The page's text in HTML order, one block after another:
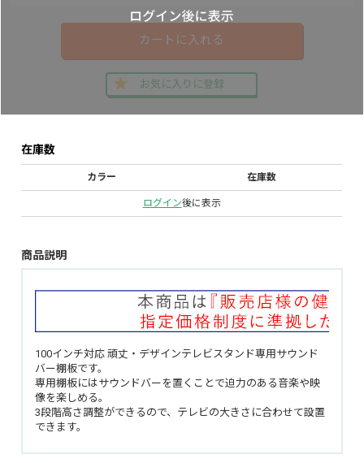
カートに入れる
お気に入りに登録
在庫数
カラー 在庫数
ログイン後に表示
商品説明
100インチ対応 頑丈・デザインテレビスタンド専用サウンド
バー棚板です。
専用棚板にはサウンドバーを置くことで迫力のある音楽や映
像を楽しめる。
3段階高さ調整ができるので、テレビの大きさに合わせて設置
できます。
時に使うと更に便利に活用できます。